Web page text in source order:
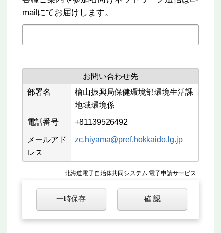
mailにてお届けします。
一時保存 確 認
お問い合わせ先
部署名
檜山振興局保健環境部環境生活課
地域環境係
電話番号 +81139526492
メールアド
レス
zc.hiyama@pref.hokkaido.lg.jp
北海道電子自治体共同システム 電子申請サービス